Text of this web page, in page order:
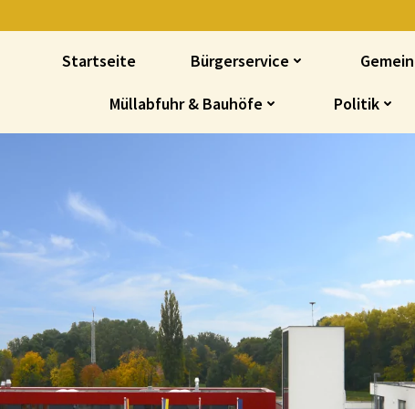
Startseite Bürgerservice
Müllabfuhr & Bauhöfe Politik